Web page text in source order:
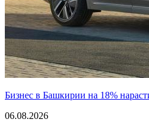
Бизнес в Башкирии на 18%
06.08.2026